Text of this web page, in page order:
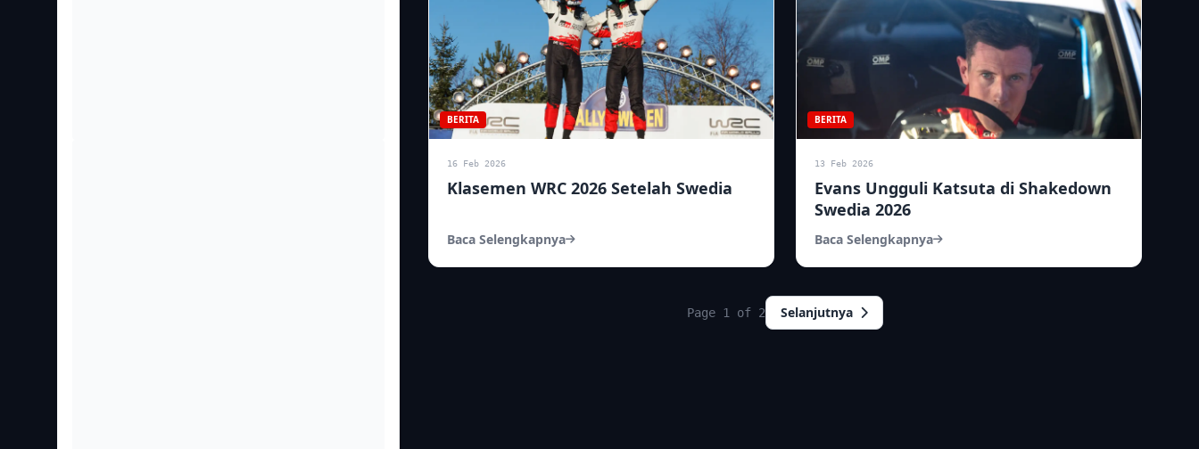
BERITA
16 Feb 2026
Klasemen WRC 2026 Setelah Swedia
Baca Selengkapnya
BERITA
13 Feb 2026
Evans Ungguli Katsuta di Shakedown
Swedia 2026
Baca Selengkapnya
Page 1 of 2 Selanjutnya